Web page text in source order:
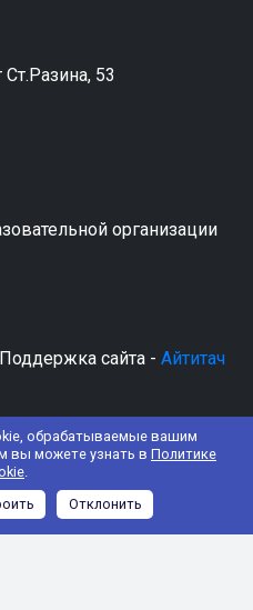
обрабатываемые вашим
вы можете узнать в Политике
.
Отклонить
Ст.Разина, 53
организации
Поддержка сайта - Айтитач
"Лада"